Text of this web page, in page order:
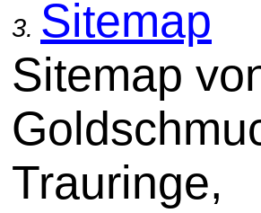
3. Sitemap
Sitemap
Trauringe,